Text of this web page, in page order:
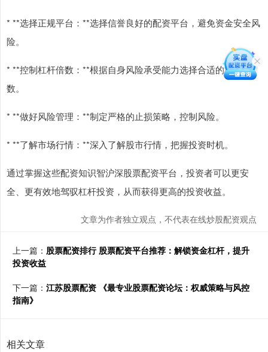
* **选择正规平台：**选择信誉良好的配资平台，避免资金安全风
险。
* **控制杠杆倍数：**根据自身风险承受能力选择合适的杠杆倍
数。
* **做好风险管理：**制定严格的止损策略，控制风险。
* **了解市场行情：**深入了解股市行情，把握投资时机。
通过掌握这些配资知识智沪深股票配资平台，投资者可以更安
全、更有效地驾驭杠杆投资，从而获得更高的投资收益。
文章为作者独立观点，不代表在线炒股配资观点
上一篇： 股票配资排行 股票配资平台推荐：解锁资金杠杆，提升
投资收益
下一篇： 江苏股票配资 《最专业股票配资论坛：权威策略与风控
指南》
相关文章